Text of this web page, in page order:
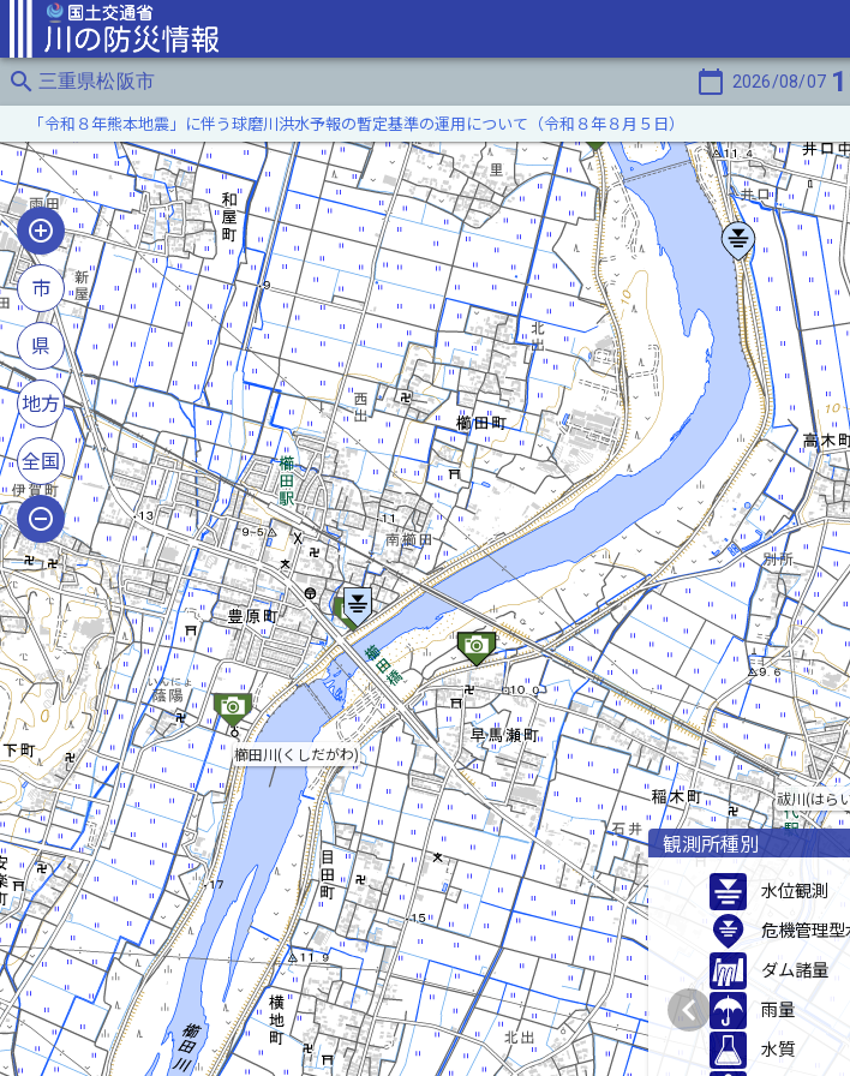
search 三重県松阪市 calendar_today 2026/08/07
櫛田川(くしだがわ)
祓川(はら
「令和８年熊本地震」に伴う球磨川洪水予報の暫定基準の運用について（令和８年８月５日）
市
県
地方
全国
観測所種別
水位観測
危機管理
ダム諸量
雨量
水質
chevron_left